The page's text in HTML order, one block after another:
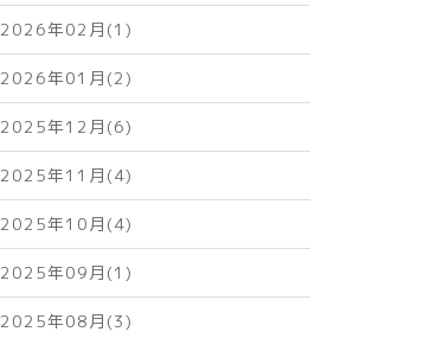
2026年02月(1)
2026年01月(2)
2025年12月(6)
2025年11月(4)
2025年10月(4)
2025年09月(1)
2025年08月(3)